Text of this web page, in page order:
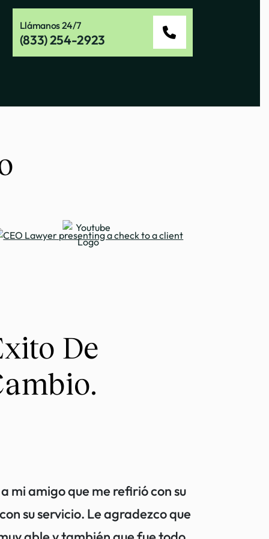
Llámanos 24/7
(833) 254-2923
De
mi amigo que me refirió con su
su servicio. Le agradezco que